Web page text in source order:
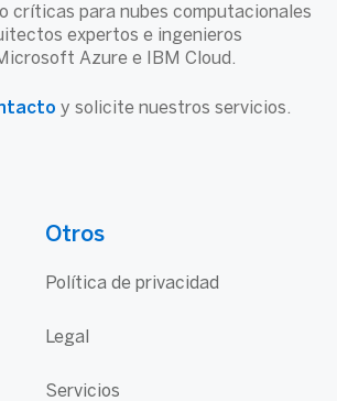
críticas para nubes computacionales
expertos e ingenieros
Azure e IBM Cloud.
y solicite nuestros servicios.
Otros
Política de privacidad
Legal
Servicios